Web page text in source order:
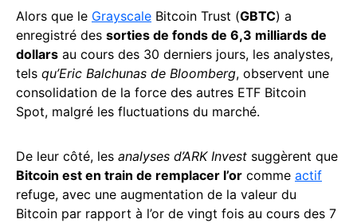
Alors que le Grayscale Bitcoin Trust (GBTC) a
enregistré des sorties de fonds de 6,3 milliards de
dollars au cours des 30 derniers jours, les analystes,
tels qu’Eric Balchunas de Bloomberg, observent une
consolidation de la force des autres ETF Bitcoin
Spot, malgré les fluctuations du marché.
De leur côté, les analyses d’ARK Invest suggèrent que
Bitcoin est en train de remplacer l’or comme actif
refuge, avec une augmentation de la valeur du
Bitcoin par rapport à l’or de vingt fois au cours des 7